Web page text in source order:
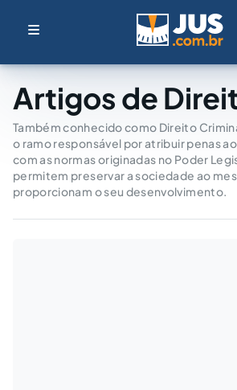
Artigos de
Também conhecido como Direito
o ramo responsável por atribuir penas
com as normas originadas no Poder
permitem preservar a sociedade ao
proporcionam o seu desenvolvimento.